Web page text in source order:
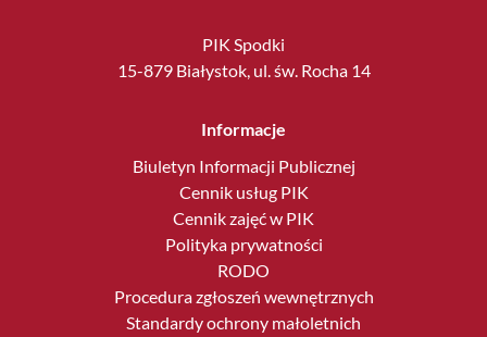
PIK Spodki
15-879 Białystok, ul. św. Rocha 14
Informacje
Biuletyn Informacji Publicznej
Cennik usług PIK
Cennik zajęć w PIK
Polityka prywatności
RODO
Procedura zgłoszeń wewnętrznych
Standardy ochrony małoletnich